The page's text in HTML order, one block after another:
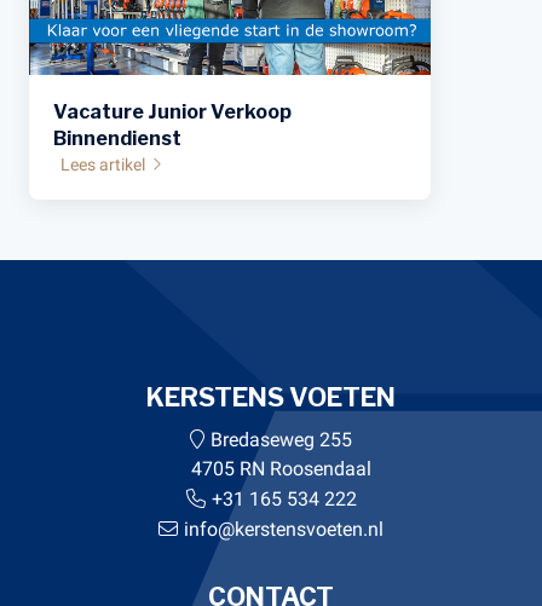
Vacature Junior Verkoop
Binnendienst
Lees artikel
KERSTENS VOETEN
Bredaseweg 255
4705 RN Roosendaal
+31 165 534 222
info@kerstensvoeten.nl
CONTACT